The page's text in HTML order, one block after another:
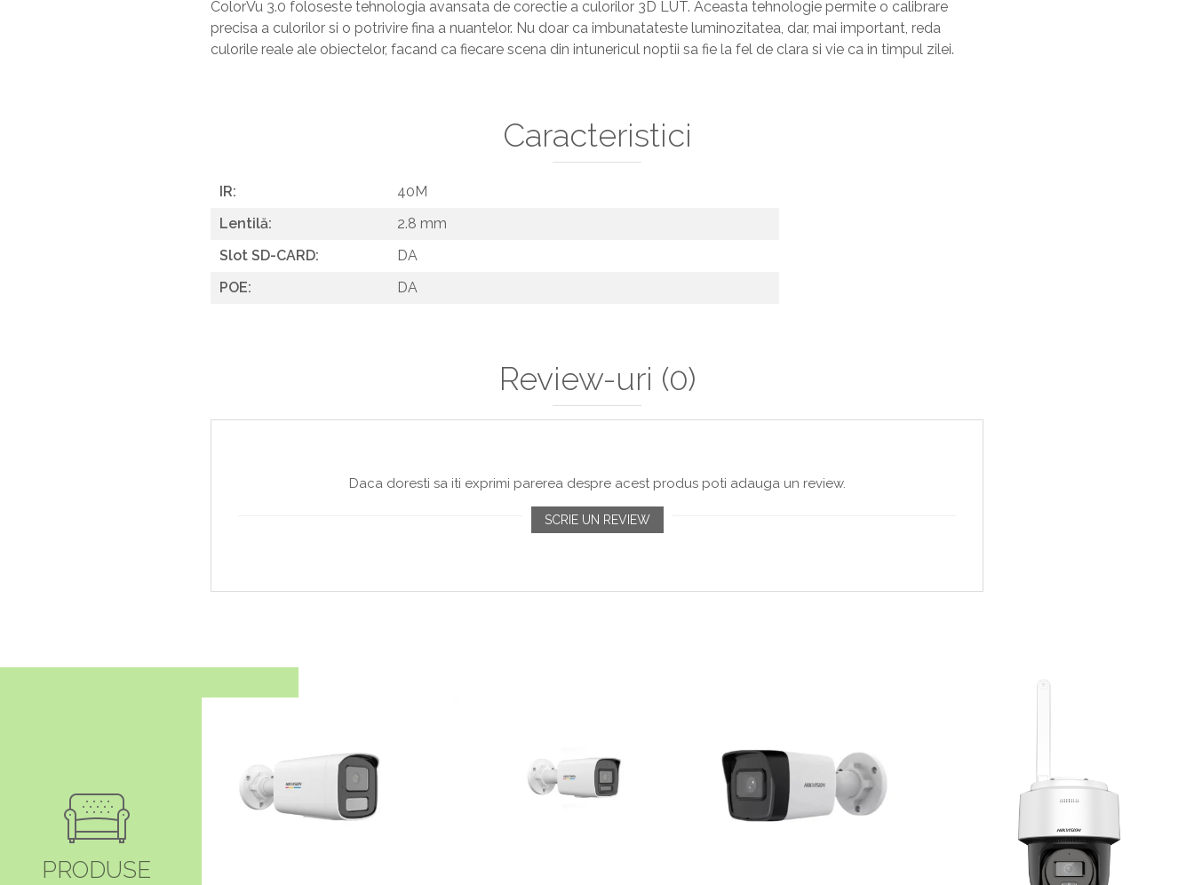
ColorVu 3.0 foloseste tehnologia avansata de corectie a culorilor 3D LUT. Aceasta tehnologie permite o calibrare
precisa a culorilor si o potrivire fina a nuantelor. Nu doar ca imbunatateste luminozitatea, dar, mai important, reda
culorile reale ale obiectelor, facand ca fiecare scena din intunericul noptii sa fie la fel de clara si vie ca in timpul zilei.
Caracteristici
IR:
40M
Lentilă:
2.8 mm
Slot SD-CARD:
DA
POE:
DA
Review-uri (0)
Daca doresti sa iti exprimi parerea despre acest produs poti adauga un review.
SCRIE UN REVIEW
PRODUSE